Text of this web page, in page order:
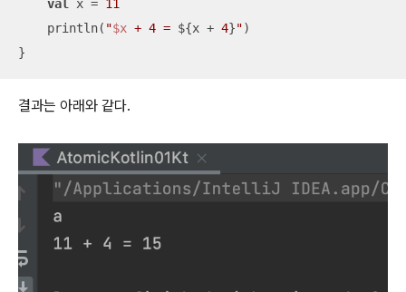
val x = 11
    println(
"$x + 4 = ${x + 4}")
}
결과는 아래와 같다.